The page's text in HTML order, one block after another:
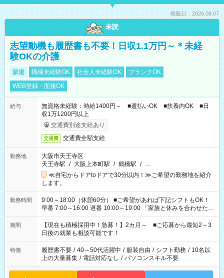
掲載日：2026.08.07
未読
志望動機も履歴書も不要！日収1.1万円～＊未経
験OKの介護
派遣 職種未経験OK 社会人未経験OK
ブランクOK
WEB登録・面接OK
給与
無資格未経験：時給1400円～ ■週払いOK ■扶養内OK ■日
収1万1200円以上
交通費別途支給あり
交通費 交通費全額支給
勤務地
大阪市天王寺区
天王寺駅 / 大阪上本町駅 / 鶴橋駅 / …
≪自宅からドアtoドアで30分以内！≫ご希望の勤務地を紹介
します。
勤務時間
9:00～18:00（休憩60分） ■ご希望があれば下記シフトもOK！
早番 7:00～16:00 遅番 10:00～19:00 「家族と休みを合わせた
い」 「余裕を持って夕飯の準備がしたい」 「できれば残業はし
たくない」 など、ご希望を教えてくださいね。 ※Wワーク希望
の方へ 今ご覧のお仕事で希望する勤務時間と、もう1つのお仕事
の勤務時間。 合計で週40時間を超える場合は応募できません。
期間
【現在も積極採用中！急募！】2カ月～ ■ご応募から最短2～3
日後の就業も相談可能です！
特徴 履歴書不要 / 40～50代活躍中 / 服装自由 / シフト勤務 / 10名以
上の大量募集 / 電話対応なし / パソコンスキル不要